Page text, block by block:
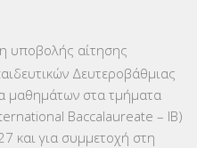
υποβολής αίτησης
Δευτεροβάθμιας
μαθημάτων στα τμήματα
Baccalaureate – IB)
και για συμμετοχή στη